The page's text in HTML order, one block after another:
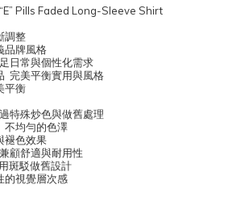
Pills Faded Long-Sleeve Shirt
調整
品牌風格
日常與個性化需求
完美平衡實用與風格
平衡
特殊炒色與做舊處理
不均勻的色澤
褪色效果
顧舒適與耐用性
斑駁做舊設計
的視覺層次感